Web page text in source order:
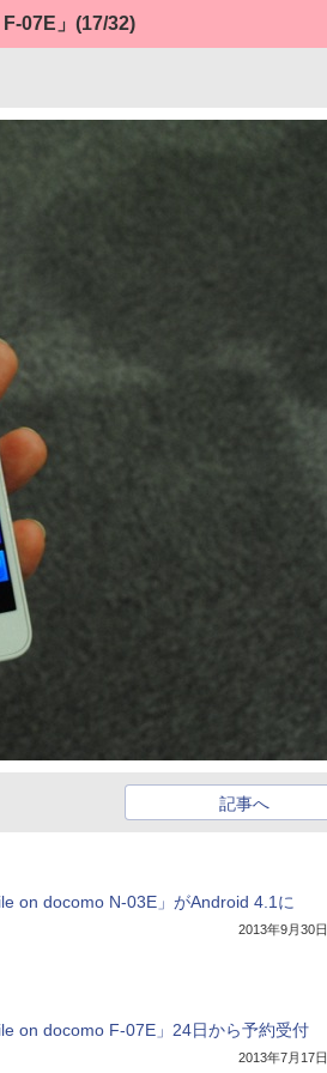
07E」 (17/32)
記事へ
on docomo N-03E」がAndroid 4.1に
2013年9月30日
on docomo F-07E」24日から予約受付
2013年7月17日